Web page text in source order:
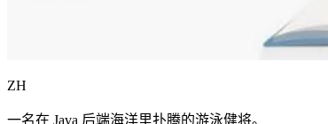
ZH
一名在 Java 后端海洋里扑腾的游泳健将。